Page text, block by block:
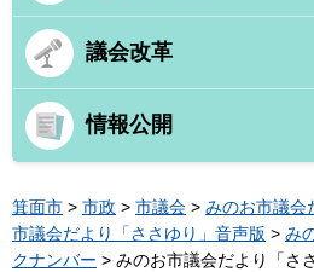
議会改革
情報公開
箕面市 > 市政 > 市議会 > みのお市議会
市議会だより「ささゆり」音声版 > み
クナンバー > みのお市議会だより「さ